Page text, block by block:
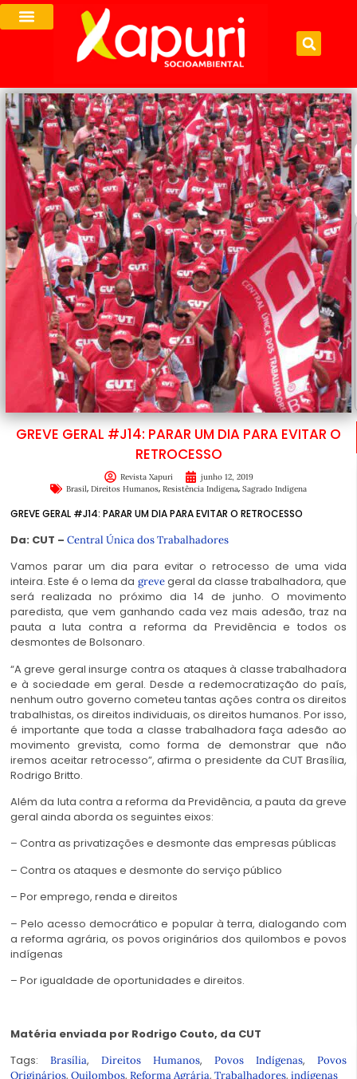
GREVE GERAL #J14: PARAR UM DIA PARA EVITAR O
RETROCESSO
Revista Xapuri
junho 12, 2019
Brasil, Direitos Humanos, Resistência Indígena, Sagrado Indígena
GREVE GERAL #J14: PARAR UM DIA PARA EVITAR O RETROCESSO
Da: CUT – Central Única dos Trabalhadores
Vamos parar um dia para evitar o retrocesso de uma vida
inteira. Este é o lema da grevegeral da classe trabalhadora, que
será realizada no próximo dia 14 de junho. O movimento
paredista, que vem ganhando cada vez mais adesão, traz na
pauta a luta contra a reforma da Previdência e todos os
desmontes de Bolsonaro.
“A greve geral insurge contra os ataques à classe trabalhadora
e à sociedade em geral. Desde a redemocratização do país,
nenhum outro governo cometeu tantas ações contra os direitos
trabalhistas, os direitos individuais, os direitos humanos. Por isso,
é importante que toda a classe trabalhadora faça adesão ao
movimento grevista, como forma de demonstrar que não
iremos aceitar retrocesso”, afirma o presidente da CUT Brasília,
Rodrigo Britto.
Além da luta contra a reforma da Previdência, a pauta da greve
geral ainda aborda os seguintes eixos:
– Contra as privatizações e desmonte das empresas públicas
– Contra os ataques e desmonte do serviço público
– Por emprego, renda e direitos
– Pelo acesso democrático e popular à terra, dialogando com
a reforma agrária, os povos originários dos quilombos e povos
indígenas
– Por igualdade de oportunidades e direitos.
Matéria enviada por Rodrigo Couto, da CUT
Tags: Brasília, Direitos Humanos, Povos Indígenas, Povos
Originários, Quilombos, Reforma Agrária, Trabalhadores, indígenas